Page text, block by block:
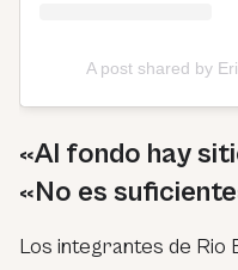
A post shared by
«Al fondo hay
«No es
Los integrantes de Rio